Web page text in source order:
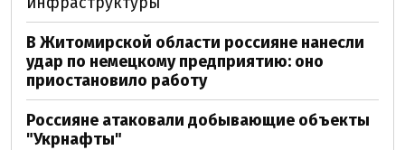
В Житомирской области россияне нанесли
удар по немецкому предприятию: оно
приостановило работу
Россияне атаковали добывающие объекты
"Укрнафты"